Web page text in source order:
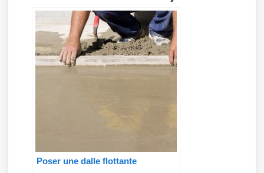
Poser une dalle flottante